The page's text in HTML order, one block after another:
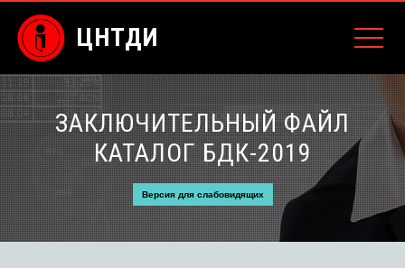
ЦНТДИ
ЗАКЛЮЧИТЕЛЬНЫЙ ФАЙЛ
КАТАЛОГ БДК-2019
Версия для слабовидящих